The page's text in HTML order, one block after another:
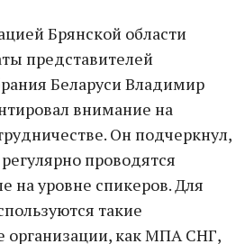
Брянской области
представителей
Беларуси Владимир
внимание на
Он подчеркнул,
проводятся
на уровне спикеров. Для
такие
организации, как МПА СНГ,